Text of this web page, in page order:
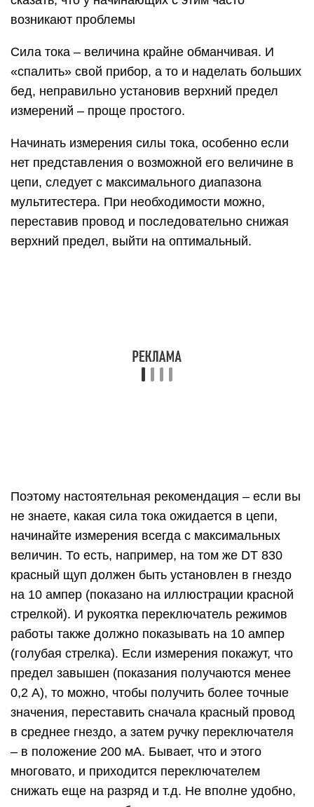
верхний предел, выйти на оптимальный.
Поэтому настоятельная рекомендация – если вы
не знаете, какая сила тока ожидается в цепи,
начинайте измерения всегда с максимальных
величин. То есть, например, на том же DT 830
на 10 ампер (показано на иллюстрации красной
стрелкой). И рукоятка переключатель режимов
работы также должно показывать на 10 ампер
(голубая стрелка). Если измерения покажут, что
предел завышен (показания получаются менее
0,2 А), то можно, чтобы получить более точные
не спорим, но зато безопасно и для
пользователя, и для прибора.
об опасных напряжениях (а сетевое напряжение
Мы здесь спокойно ведём разговор об амперах,
а между тем, безопасным для человека
считается ток не выше 0.001 ампера. А ток всего
в 0.01 ампера, прошедший через тело человека,
чаще всего приводит к необратимыми
последствиям.
Проведение замеров силы тока, особенно если
работа ведется в самом высоком диапазоне,
рекомендуется проводить максимально быстро.
В противном случае мультитестер может просто
перегореть.